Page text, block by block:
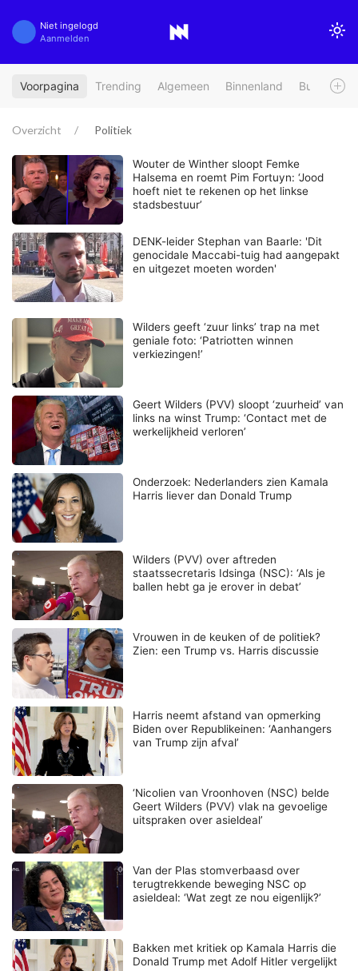
Niet ingelogd
Aanmelden
Voorpagina Trending Algemeen Binnenland Buitenland
Overzicht Politiek
Wouter de Winther sloopt Femke
Halsema en roemt Pim Fortuyn: ‘Jood
hoeft niet te rekenen op het linkse
stadsbestuur’
DENK-leider Stephan van Baarle: 'Dit
genocidale Maccabi-tuig had aangepakt
en uitgezet moeten worden'
Wilders geeft ‘zuur links’ trap na met
geniale foto: ‘Patriotten winnen
verkiezingen!’
Geert Wilders (PVV) sloopt ‘zuurheid’ van
links na winst Trump: ‘Contact met de
werkelijkheid verloren’
Onderzoek: Nederlanders zien Kamala
Harris liever dan Donald Trump
Wilders (PVV) over aftreden
staatssecretaris Idsinga (NSC): ‘Als je
ballen hebt ga je erover in debat’
Vrouwen in de keuken of de politiek?
Zien: een Trump vs. Harris discussie
Harris neemt afstand van opmerking
Biden over Republikeinen: ‘Aanhangers
van Trump zijn afval’
‘Nicolien van Vroonhoven (NSC) belde
Geert Wilders (PVV) vlak na gevoelige
uitspraken over asieldeal’
Van der Plas stomverbaasd over
terugtrekkende beweging NSC op
asieldeal: ‘Wat zegt ze nou eigenlijk?’
Bakken met kritiek op Kamala Harris die
Donald Trump met Adolf Hitler vergelijkt